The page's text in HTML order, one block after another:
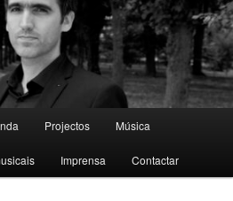
Projectos Música
Imprensa Contactar